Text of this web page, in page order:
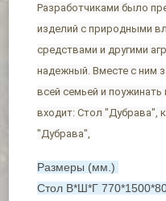
Разработчиками было
изделий с природными
средствами и другими
надежный. Вместе с ним
всей семьей и
входит: Стол "Дубрава",
"Дубрава",
Размеры (мм.)
Стол В*Ш*Г